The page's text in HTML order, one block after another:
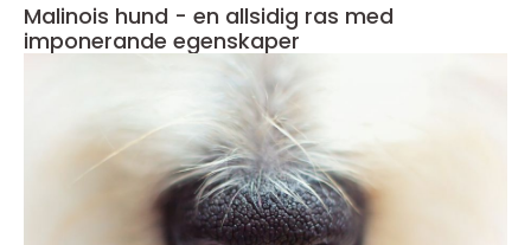
Malinois hund - en allsidig ras med
imponerande egenskaper